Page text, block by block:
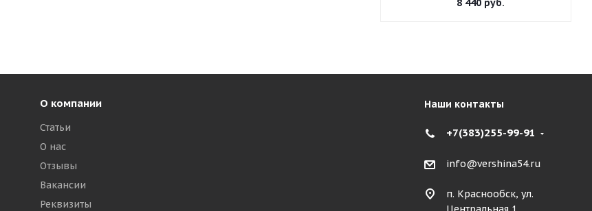
8 440руб.
О компании
Статьи
О нас
Отзывы
Вакансии
Реквизиты
Наши контакты
+7(383)255-99-91
info@vershina54.ru
п. Краснообск, ул.